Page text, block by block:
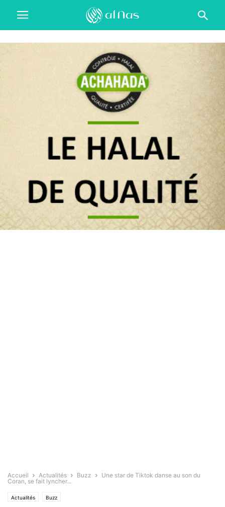
Accueil Actualités Buzz
Une star de Tiktok danse au son du
Coran, se fait lyncher...
Actualités Buzz